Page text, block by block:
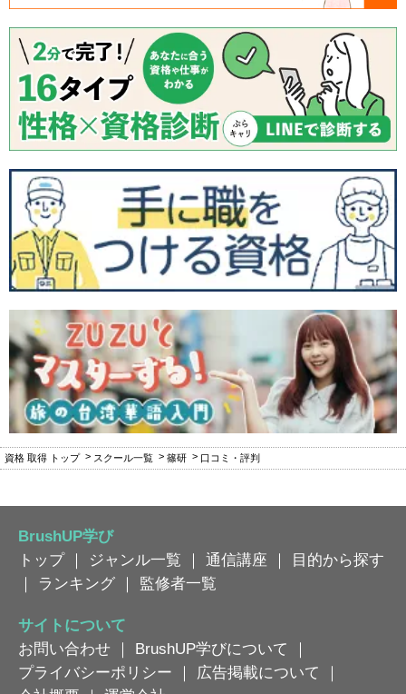
資格 取得 トップ スクール一覧 篠研 口コミ・評判
BrushUP学び
トップ｜ ジャンル一覧 ｜ 通信講座 ｜
目的から探す
｜
ランキング ｜ 監修者一覧
サイトについて
お問い合わせ ｜ BrushUP学びについて
｜
プライバシーポリシー ｜ 広告掲載について
｜